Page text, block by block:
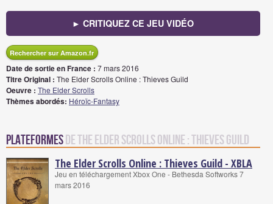
► CRITIQUEZ CE JEU VIDÉO
Rechercher sur Amazon.fr
Date de sortie en France : 7 mars 2016
Titre Original : The Elder Scrolls Online : Thieves Guild
Oeuvre : The Elder Scrolls
Thèmes abordés: Héroïc-Fantasy
Plateformesde The Elder Scrolls Online : Thieves Guild
The Elder Scrolls Online : Thieves Guild - XBLA
Jeu en téléchargement Xbox One - Bethesda Softworks 7
mars 2016